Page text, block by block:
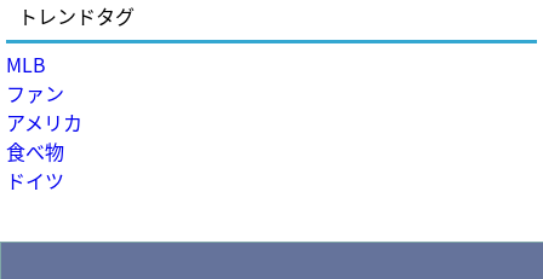
トレンドタグ
MLB
ファン
アメリカ
食べ物
ドイツ